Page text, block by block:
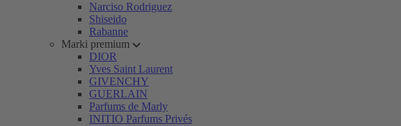
Narciso Rodriguez
Shiseido
Rabanne
Marki premium
DIOR
Yves Saint Laurent
GIVENCHY
GUERLAIN
Parfums de Marly
INITIO Parfums Privés